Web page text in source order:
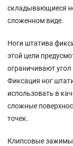
складывающиеся
сложенном виде.
Ноги штатива
этой цели
ограничивают
Фиксация ног
использовать в
сложные
точек.
Клипсовые зажимы